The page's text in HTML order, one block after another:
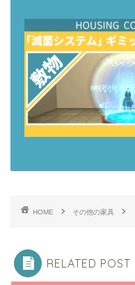
HOME その他の家具
RELATED POST